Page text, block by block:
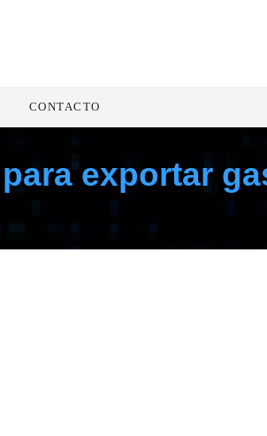
CONTACTO
exportar